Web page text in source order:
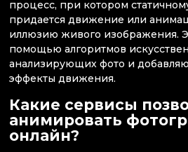
процесс, при котором
придается движение или
иллюзию живого изображения.
помощью алгоритмов
анализирующих фото и
эффекты движения.
Какие сервисы
анимировать
онлайн?